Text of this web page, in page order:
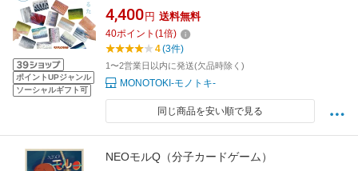
ポイントUPジャンル
ソーシャルギフト可
うろこ お風呂 防水 かるた 生き物 カルタ カー
ドゲーム 誕生日 教育 知育 おもちゃ 玩具 知育
玩具 グッドデザイン賞 家族 親子 ゲーム 【メー
ル便送料無料】
4,400 円 送料無料
40ポイント (1倍)
4(3件)
1〜2営業日以内に発送(欠品時除く)
MONOTOKI-モノトキ-
同じ商品を安い順で見る
NEOモルQ（分子カードゲーム）